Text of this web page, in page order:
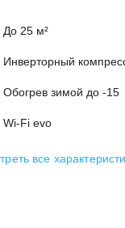
До 25 м²
Инверторный
Обогрев зимой до -15
Wi-Fi evo
все